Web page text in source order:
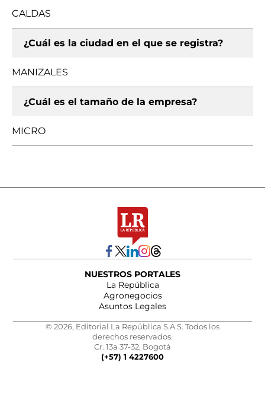
CALDAS
¿Cuál es la ciudad en el que se registra?
MANIZALES
¿Cuál es el tamaño de la empresa?
MICRO
NUESTROS PORTALES
La República
Agronegocios
Asuntos Legales
© 2026, Editorial La República S.A.S. Todos los
derechos reservados.
Cr. 13a 37-32, Bogotá
(+57) 1 4227600